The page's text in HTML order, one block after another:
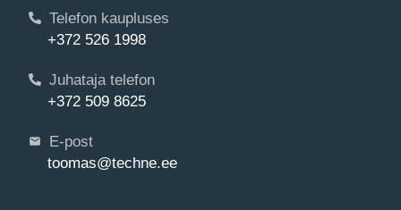
Telefon kaupluses
+372 526 1998
Juhataja telefon
+372 509 8625
E-post
toomas@techne.ee